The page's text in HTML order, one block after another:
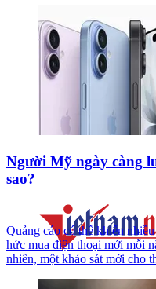
Người Mỹ ngày càng
sao?
Quảng cáo có thể khiến
hức mua điện thoại mới mỗi
nhiên, một khảo sát mới cho